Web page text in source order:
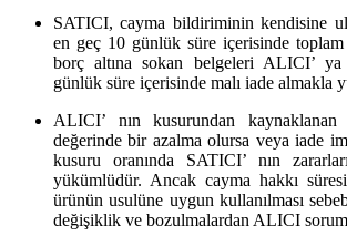
SATICI, cayma bildiriminin kendisine
en geç 10 günlük süre içerisinde
borç altına sokan belgeleri ALICI’
günlük süre içerisinde malı iade almakla
ALICI’ nın kusurundan
değerinde bir azalma olursa veya iade
kusuru oranında SATICI’ nın
yükümlüdür. Ancak cayma hakkı
ürünün usulüne uygun kullanılması
değişiklik ve bozulmalardan ALICI